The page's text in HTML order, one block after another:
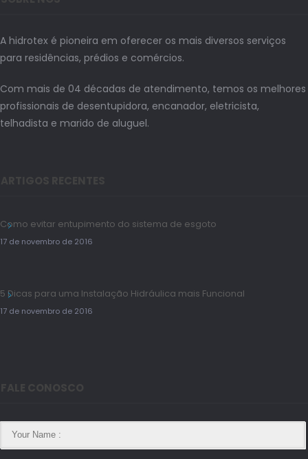
A hidrotex é pioneira em oferecer os mais diversos serviços
para residências, prédios e comércios.
Com mais de 04 décadas de atendimento, temos os melhores
profissionais de desentupidora, encanador, eletricista,
telhadista e marido de aluguel.
Como evitar entupimento do sistema de esgoto
17 de novembro de 2016
5 Dicas para uma Instalação Hidráulica mais Funcional
17 de novembro de 2016